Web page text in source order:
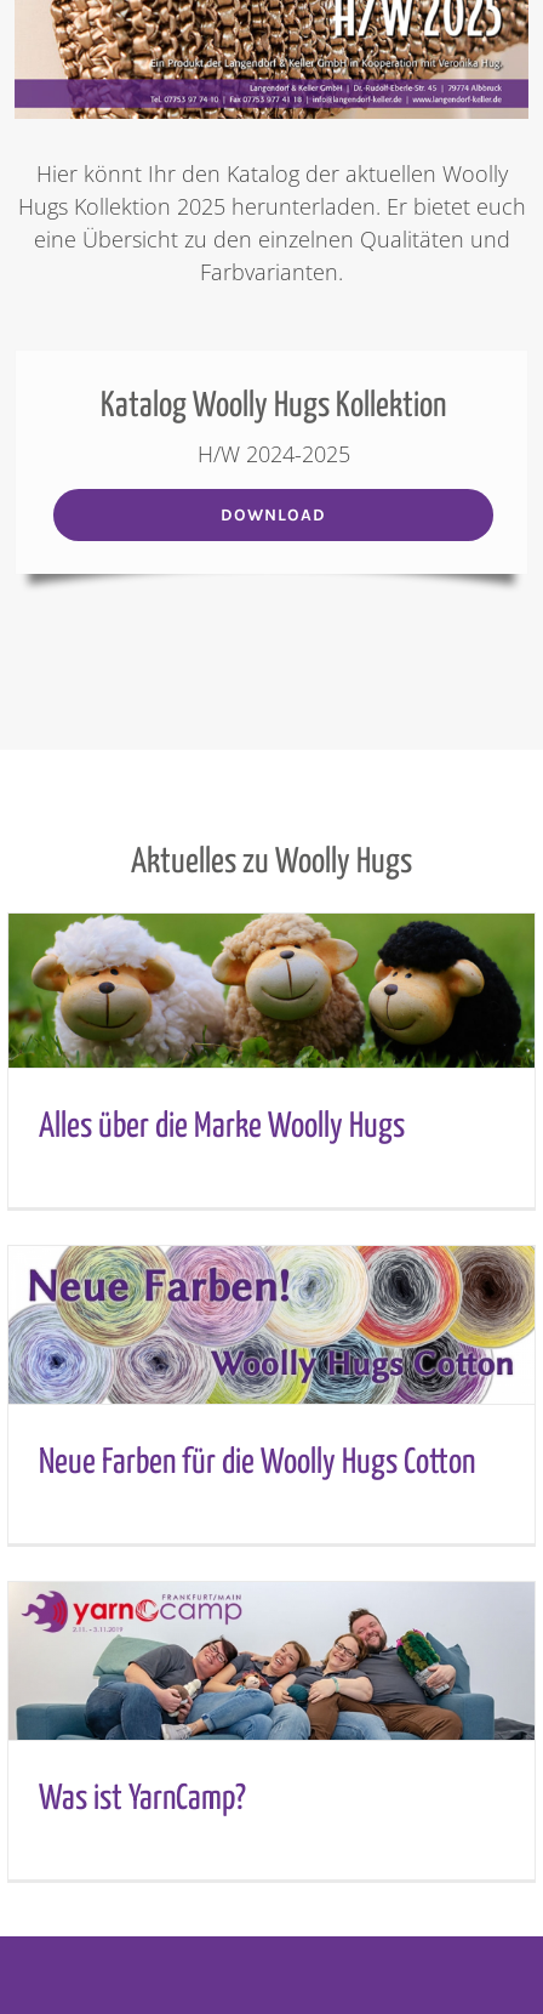
Hier könnt Ihr den Katalog der aktuellen Woolly
Hugs Kollektion 2025 herunterladen. Er bietet euch
eine Übersicht zu den einzelnen Qualitäten und
Farbvarianten.
Katalog Woolly Hugs Kollektion
H/W 2024-2025
DOWNLOAD
Aktuelles zu Woolly Hugs
Alles über die Marke Woolly Hugs
Neue Farben für die Woolly Hugs Cotton
Was ist YarnCamp?